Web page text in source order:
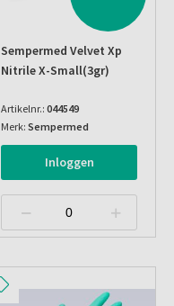
Sempermed Velvet Xp
Nitrile X-Small(3gr)
Artikelnr.: 044549
Merk: Sempermed
Inloggen